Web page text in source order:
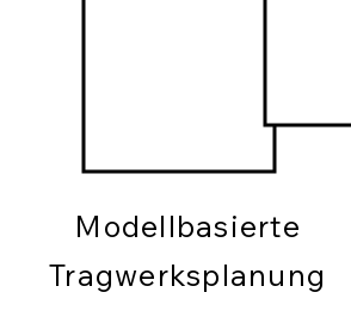
Modellbasierte
Tragwerksplanung